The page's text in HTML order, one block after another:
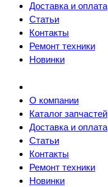
Доставка и оплата
Статьи
Контакты
Ремонт техники
Новинки
О компании
Каталог запчастей
Доставка и оплата
Статьи
Контакты
Ремонт техники
Новинки